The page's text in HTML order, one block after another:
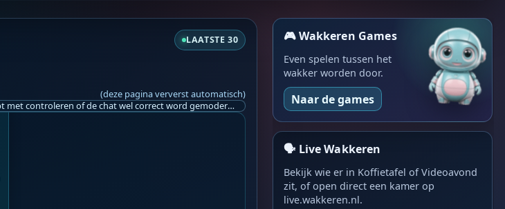
LAATSTE 30
(deze pagina ververst automatisch)
Ik ben op zoek naar een helpende hand, een menselijk oog, een admin die helpt met controleren of de chat wel correct word gemodereerd word door NoMoSpam. 98% gaat automatisch goed, toch ik dit nooit helemaal loslaten en moet er altijd een mens mee blijven opletten bij elke beslissing die gemaakt word. Waar bestaan de werkzaamheden uit? Mee kijken in admin log kanaal naar alle drugs/porno/scams die voorbij komen en in het geval van een randgevalletje, ingrijpen en b.v. een verwijderd maar wel toegestaan bericht terug plaatsen met een druk op de knop. tsja zo banaal en simpel is het gesteld.. Word je hier blij van? Nee. Strookt het je ego? Nee. Word je er beter van? Nee. Kost het veel tijd? Totaal niet, consistentie en regelmaat is belangrijker dan 'er even voor kunnen gaan zitten'.. het werk is in een paar seconden gepiept.. je checkt puur of AI de juiste beslissing heeft gemaakt.. …
🎮 Wakkeren Games
Even spelen tussen het
wakker worden door.
Naar de games
🗣️ Live Wakkeren
Bekijk wie er in Koffietafel of Videoavond
zit, of open direct een kamer op
live.wakkeren.nl.